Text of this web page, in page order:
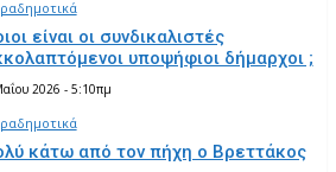
είναι οι συνδικαλιστές
υποψήφιοι δήμαρχοι ;
2026 - 5:10πμ
κάτω από τον πήχη ο Βρεττάκος